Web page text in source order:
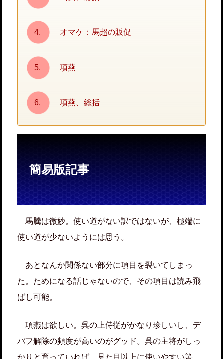
オマケ：馬超の販促
項燕
項燕、総括
簡易版記事
馬騰は微妙。使い道がない訳ではないが、極端に
使い道が少ないようには思う。
あとなんか関係ない部分に項目を裂いてしまっ
た。ためになる話じゃないので、その項目は読み飛
ばし可能。
項燕は欲しい。呉の上侍従がかなり珍しいし、デ
バフ解除の頻度が高いのがグッド。呉の主将がしっ
かりと育っていれば、見た目以上に使いやすい筈。